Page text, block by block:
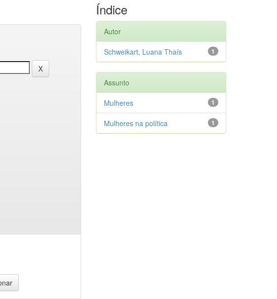
Índice
Autor
1
Schweikart, Luana Thaís
Assunto
1
Mulheres
1
Mulheres na política